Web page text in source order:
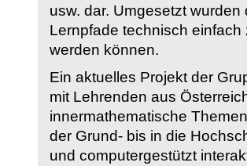
usw. dar. Umgesetzt
Lernpfade technisch
werden können.
Ein aktuelles Projekt der
mit Lehrenden aus
innermathematische
der Grund- bis in die
und computergestützt